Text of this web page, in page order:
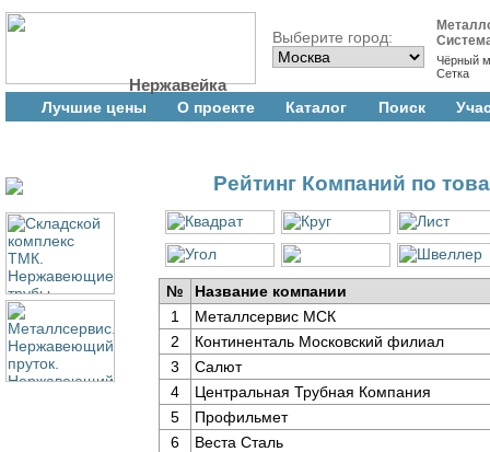
Нержавейка
Выберите город:
Чёрный
Сетка
Лучшие цены О проекте Каталог Поиск
Рейтинг Компаний по
№
Название компании
1
Металлсервис МСК
2
Континенталь Московский филиал
3
Салют
4
Центральная Трубная Компания
5
Профильмет
6
Веста Сталь